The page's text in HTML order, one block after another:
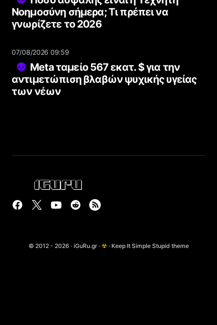
Νοημοσύνη σήμερα; Τι πρέπει να
γνωρίζετε το 2026
07/08/2026 09:59
Meta ταμείο 567 εκατ. $ για την
αντιμετώπιση βλαβών ψυχικής υγείας
των νέων
© 2012 - 2026 · iGuRu.gr · ☢ · Keep It Simple Stupid theme